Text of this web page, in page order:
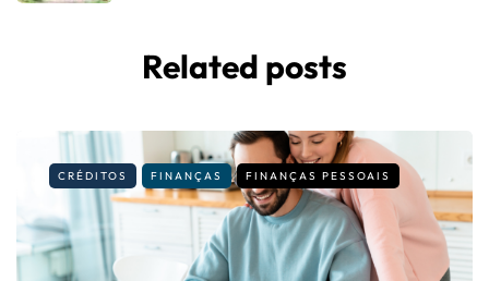
Related posts
CRÉDITOS FINANÇAS FINANÇAS PESSOAIS